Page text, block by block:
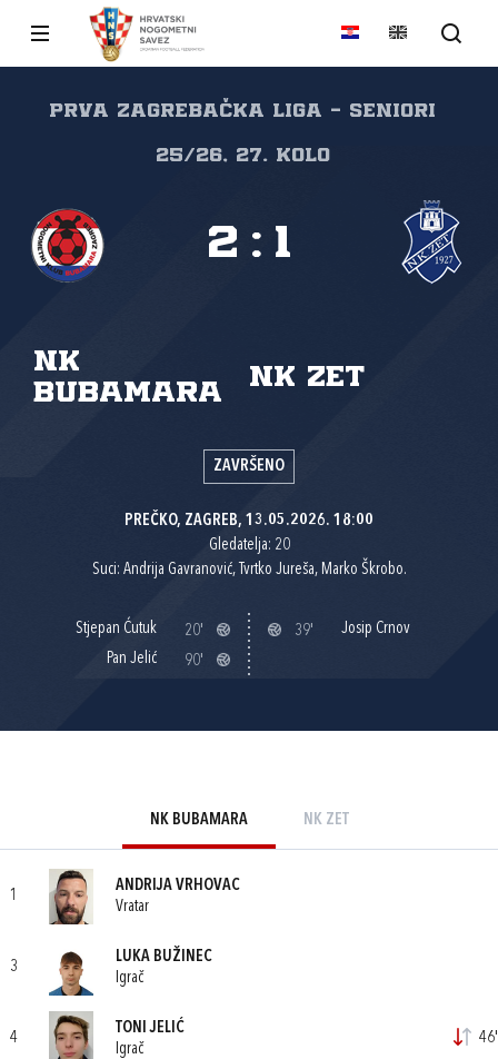
PRVA ZAGREBAČKA LIGA - SENIORI
25/26, 27. kolo
NK
Bubamara
NK ZET
2 : 1
ZAVRŠENO
PREČKO, ZAGREB, 13.05.2026. 18:00
Gledatelja: 20
Suci: Andrija Gavranović, Tvrtko Jureša, Marko Škrobo.
Stjepan Ćutuk
20'
Pan Jelić
90'
39' Josip Crnov
NK BUBAMARA NK ZET
1
ANDRIJA VRHOVAC
Vratar
3
LUKA BUŽINEC
Igrač
4
TONI JELIĆ
Igrač
46'